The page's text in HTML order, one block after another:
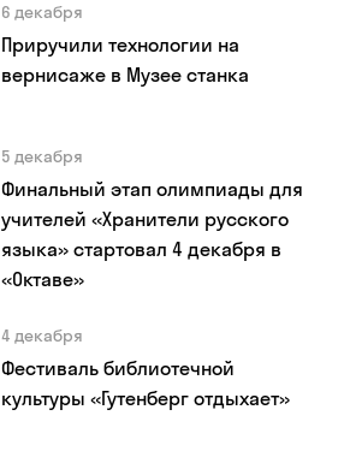
6 декабря
Приручили технологии на
вернисаже в Музее станка
5 декабря
Финальный этап олимпиады для
учителей «Хранители русского
языка» стартовал 4 декабря в
«Октаве»
4 декабря
Фестиваль библиотечной
культуры «Гутенберг отдыхает»